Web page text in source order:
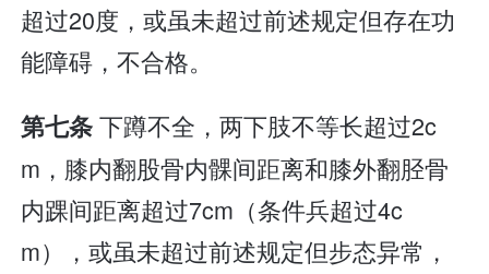
超过20度，或虽未超过前述规定但存在功
能障碍，不合格。
第七条下蹲不全，两下肢不等长超过2c
m，膝内翻股骨内髁间距离和膝外翻胫骨
内踝间距离超过7cm（条件兵超过4c
m），或虽未超过前述规定但步态异常，